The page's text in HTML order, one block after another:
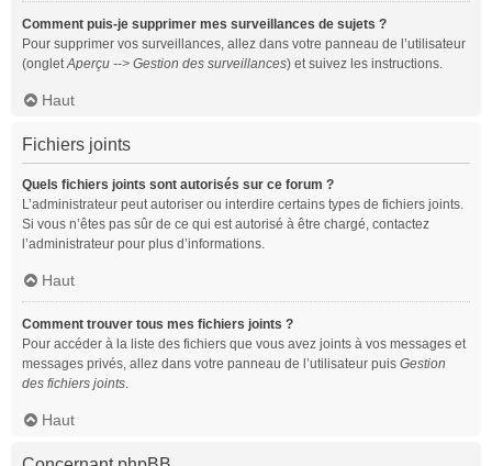
Comment puis-je supprimer mes surveillances de sujets ?
Pour supprimer vos surveillances, allez dans votre panneau de l’utilisateur
(ongletAperçu --> Gestion des surveillances) et suivez les instructions.
Haut
Fichiers joints
Quels fichiers joints sont autorisés sur ce forum ?
L’administrateur peut autoriser ou interdire certains types de fichiers joints.
Si vous n’êtes pas sûr de ce qui est autorisé à être chargé, contactez
l’administrateur pour plus d’informations.
Haut
Comment trouver tous mes fichiers joints ?
Pour accéder à la liste des fichiers que vous avez joints à vos messages et
messages privés, allez dans votre panneau de l’utilisateur puis Gestion
des fichiers joints.
Haut